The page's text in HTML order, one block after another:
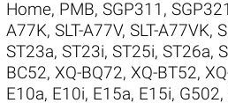
Home, PMB, SGP311 , SGP321
A77K, SLT-A77V, SLT-A77VK,
ST23a, ST23i, ST25i, ST26a,
BC52, XQ-BQ72, XQ-BT52,
E10a, E10i, E15a, E15i, G502,